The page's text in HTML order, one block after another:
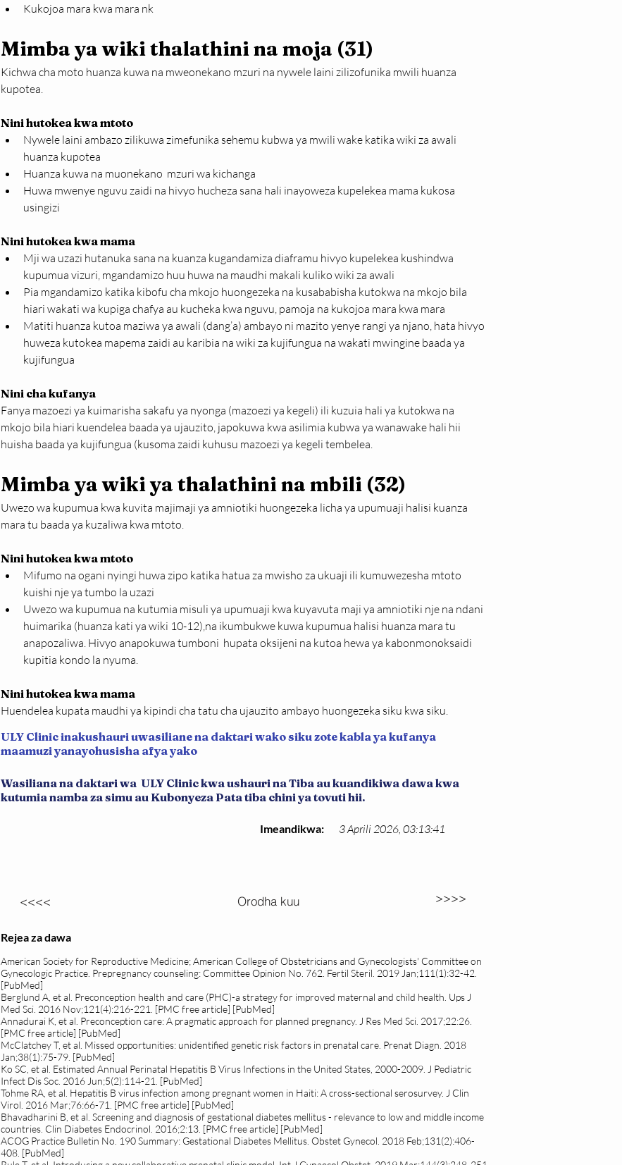
Kukojoa mara kwa mara nk
Mimba ya wiki thalathini na moja (31)
Kichwa cha moto huanza kuwa na mweonekano mzuri na nywele laini zilizofunika mwili huanza
kupotea.
Nini hutokea kwa mtoto
Nywele laini ambazo zilikuwa zimefunika sehemu kubwa ya mwili wake katika wiki za awali
huanza kupotea
Huanza kuwa na muonekano  mzuri wa kichanga
Huwa mwenye nguvu zaidi na hivyo hucheza sana hali inayoweza kupelekea mama kukosa
usingizi
Nini hutokea kwa mama
Mji wa uzazi hutanuka sana na kuanza kugandamiza diaframu hivyo kupelekea kushindwa
kupumua vizuri, mgandamizo huu huwa na maudhi makali kuliko wiki za awali
Pia mgandamizo katika kibofu cha mkojo huongezeka na kusababisha kutokwa na mkojo bila
hiari wakati wa kupiga chafya au kucheka kwa nguvu, pamoja na kukojoa mara kwa mara
Matiti huanza kutoa maziwa ya awali (dang’a) ambayo ni mazito yenye rangi ya njano, hata hivyo
huweza kutokea mapema zaidi au karibia na wiki za kujifungua na wakati mwingine baada ya
kujifungua
Nini cha kufanya
Fanya mazoezi ya kuimarisha sakafu ya nyonga (mazoezi ya kegeli) ili kuzuia hali ya kutokwa na
mkojo bila hiari kuendelea baada ya ujauzito, japokuwa kwa asilimia kubwa ya wanawake hali hii
huisha baada ya kujifungua (kusoma zaidi kuhusu mazoezi ya kegeli tembelea.
Mimba ya wiki ya thalathini na mbili (32)
Uwezo wa kupumua kwa kuvita majimaji ya amniotiki huongezeka licha ya upumuaji halisi kuanza
mara tu baada ya kuzaliwa kwa mtoto.
Nini hutokea kwa mtoto
Mifumo na ogani nyingi huwa zipo katika hatua za mwisho za ukuaji ili kumuwezesha mtoto
kuishi nje ya tumbo la uzazi
Uwezo wa kupumua na kutumia misuli ya upumuaji kwa kuyavuta maji ya amniotiki nje na ndani
huimarika (huanza kati ya wiki 10-12),na ikumbukwe kuwa kupumua halisi huanza mara tu
anapozaliwa. Hivyo anapokuwa tumboni  hupata oksijeni na kutoa hewa ya kabonmonoksaidi
kupitia kondo la nyuma.
Nini hutokea kwa mama
Huendelea kupata maudhi ya kipindi cha tatu cha ujauzito ambayo huongezeka siku kwa siku.
ULY Clinic inakushauri uwasiliane na daktari wako siku zote kabla ya kufanya
maamuzi yanayohusisha afya yako
Wasiliana na daktari wa ULY Clinic kwa ushauri na Tiba au kuandikiwa dawa kwa
kutumia namba za simu au Kubonyeza Pata tiba chini ya tovuti hii.
<<<<
Imeandikwa:
Orodha kuu
3 Aprili 2026, 03:13:41
>>>>
Rejea za dawa
American Society for Reproductive Medicine; American College of Obstetricians and Gynecologists' Committee on
Gynecologic Practice. Prepregnancy counseling: Committee Opinion No. 762. Fertil Steril. 2019 Jan;111(1):32-42.
[PubMed]
Berglund A, et al. Preconception health and care (PHC)-a strategy for improved maternal and child health. Ups J
Med Sci. 2016 Nov;121(4):216-221. [PMC free article] [PubMed]
Annadurai K, et al. Preconception care: A pragmatic approach for planned pregnancy. J Res Med Sci. 2017;22:26.
[PMC free article] [PubMed]
McClatchey T, et al. Missed opportunities: unidentified genetic risk factors in prenatal care. Prenat Diagn. 2018
Jan;38(1):75-79. [PubMed]
Ko SC, et al. Estimated Annual Perinatal Hepatitis B Virus Infections in the United States, 2000-2009. J Pediatric
Infect Dis Soc. 2016 Jun;5(2):114-21. [PubMed]
Tohme RA, et al. Hepatitis B virus infection among pregnant women in Haiti: A cross-sectional serosurvey. J Clin
Virol. 2016 Mar;76:66-71. [PMC free article] [PubMed]
Bhavadharini B, et al. Screening and diagnosis of gestational diabetes mellitus - relevance to low and middle income
countries. Clin Diabetes Endocrinol. 2016;2:13. [PMC free article] [PubMed]
ACOG Practice Bulletin No. 190 Summary: Gestational Diabetes Mellitus. Obstet Gynecol. 2018 Feb;131(2):406-
408. [PubMed]